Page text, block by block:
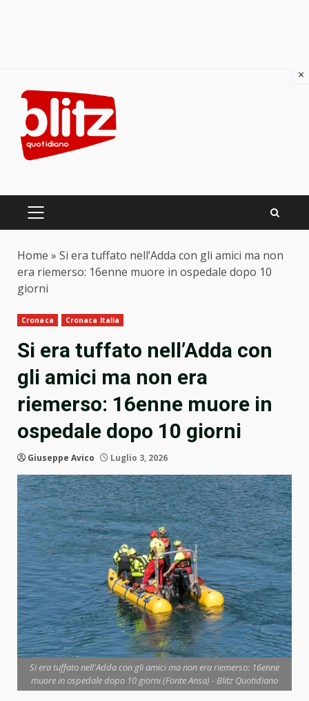
content
PRIMARY
Home » Si era tuffato nell’Adda con gli amici ma non
era riemerso: 16enne muore in ospedale dopo 10
giorni
Cronaca Cronaca Italia
Si era tuffato nell’Adda con
gli amici ma non era
riemerso: 16enne muore in
ospedale dopo 10 giorni
Giuseppe Avico Luglio 3, 2026
Si era tuffato nell'Adda con gli amici ma non era riemerso: 16enne
muore in ospedale dopo 10 giorni (Fonte Ansa) - Blitz Quotidiano
×